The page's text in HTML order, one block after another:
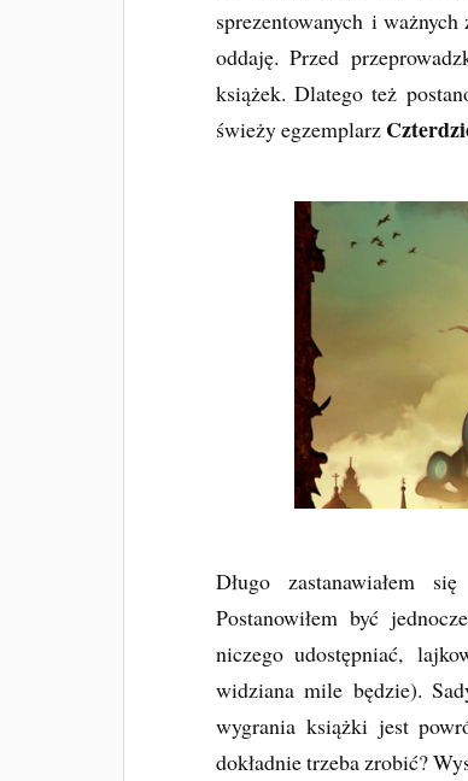
sprezentowanych i ważnych
oddaję. Przed
książek. Dlatego też
świeży egzemplarz
Długo zastanawiałem
Postanowiłem być
niczego udostępniać,
widziana mile będzie).
wygrania książki jest
dokładnie trzeba zrobić?